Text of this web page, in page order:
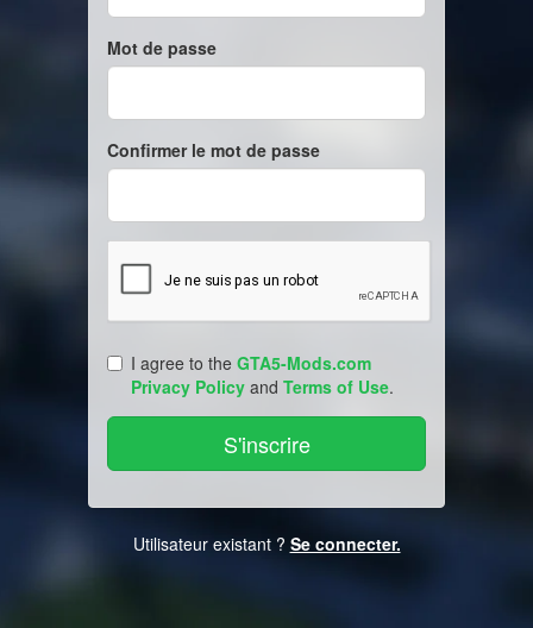
Mot de passe
Confirmer le mot de passe
I agree to the GTA5-Mods.com
Privacy Policy and Terms of Use.
Utilisateur existant ? Se connecter.